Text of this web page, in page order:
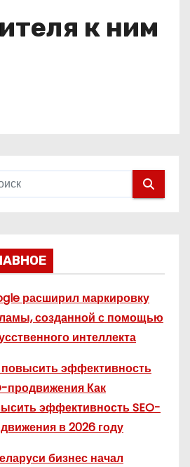
к ним
расширил маркировку
созданной с помощью
интеллекта
повысить эффективность
продвижения Как
эффективность SEO-
в 2026 году
бизнес начал